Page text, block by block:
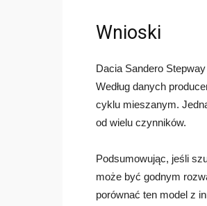
Wnioski
Dacia Sandero
Według danych
cyklu mieszanym.
od wielu czynników.
Podsumowując, jeśli
może być godnym
porównać ten model z